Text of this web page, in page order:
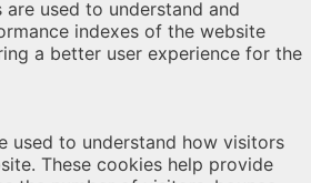
used to understand and
indexes of the website
a better user experience for the
used to understand how visitors
These cookies help provide